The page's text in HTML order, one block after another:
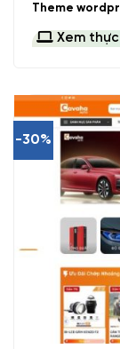
Theme
Xem
-30%